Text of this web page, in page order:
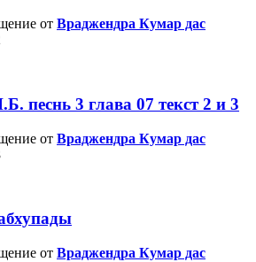
от Враджендра Кумар дас
песнь 3 глава 07 текст 2 и 3
от Враджендра Кумар дас
от Враджендра Кумар дас